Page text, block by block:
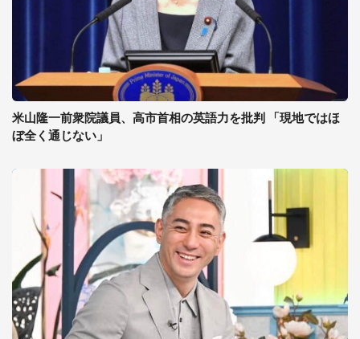
米山隆一前衆院議員、高市首相の英語力を批判 「現地ではほ
ぼ全く通じない」